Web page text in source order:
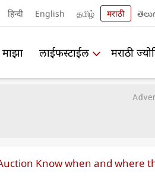
हिन्दी English தமிழ் मराठी
माझा लाईफस्टाईल मराठी
Know when and where